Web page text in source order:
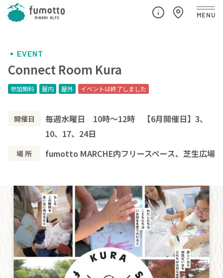
EVENT
Connect Room Kura
参加無料 屋内 屋外 イベントは終了しました
開催日
毎週水曜日 10時～12時 【6月開催日】3、
10、17、24日
場 所 fumotto MARCHE内フリースペース、芝生広場